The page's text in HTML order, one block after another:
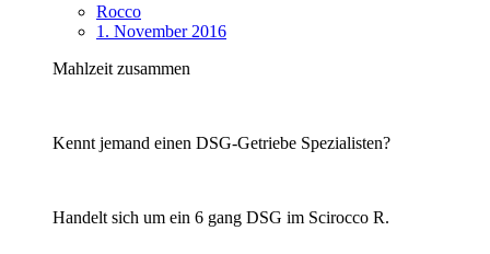
Rocco
1. November 2016
Mahlzeit zusammen
Kennt jemand einen DSG-Getriebe Spezialisten?
Handelt sich um ein 6 gang DSG im Scirocco R.